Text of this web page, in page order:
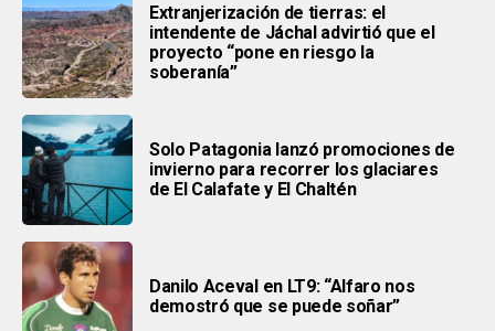
Extranjerización de tierras: el
intendente de Jáchal advirtió que el
proyecto “pone en riesgo la
soberanía”
Solo Patagonia lanzó promociones de
invierno para recorrer los glaciares
de El Calafate y El Chaltén
Danilo Aceval en LT9: “Alfaro nos
demostró que se puede soñar”